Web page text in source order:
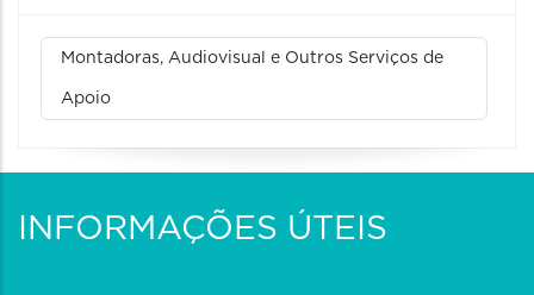
Montadoras, Audiovisual e Outros Serviços de
Apoio
INFORMAÇÕES ÚTEIS